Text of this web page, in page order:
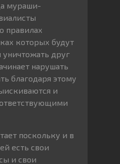
мураши-
правилах
которых будут
друг
нарушать
благодаря этому
и
поскольку и в
есть свои
и свои